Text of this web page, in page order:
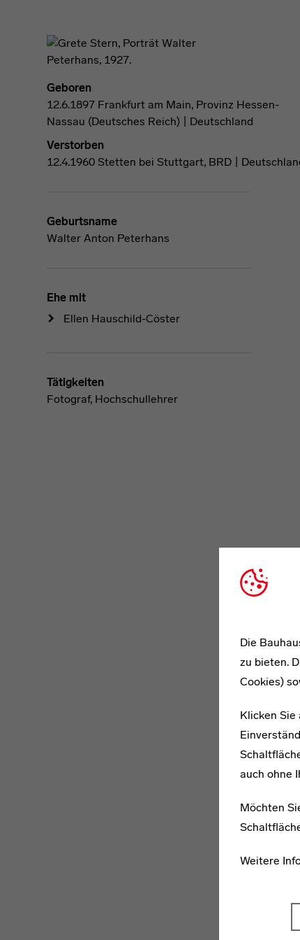
Die
zu bieten.
Cookies)
Klicken Sie
auch ohne
Möchten
Weitere
Geboren
12.6.1897 Frankfurt am Main, Provinz Hessen-
Nassau (Deutsches Reich) | Deutschland
Verstorben
12.4.1960 Stetten bei Stuttgart, BRD |
Geburtsname
Walter Anton Peterhans
Ehe mit
Ellen Hauschild-Cöster
Tätigkeiten
Fotograf, Hochschullehrer